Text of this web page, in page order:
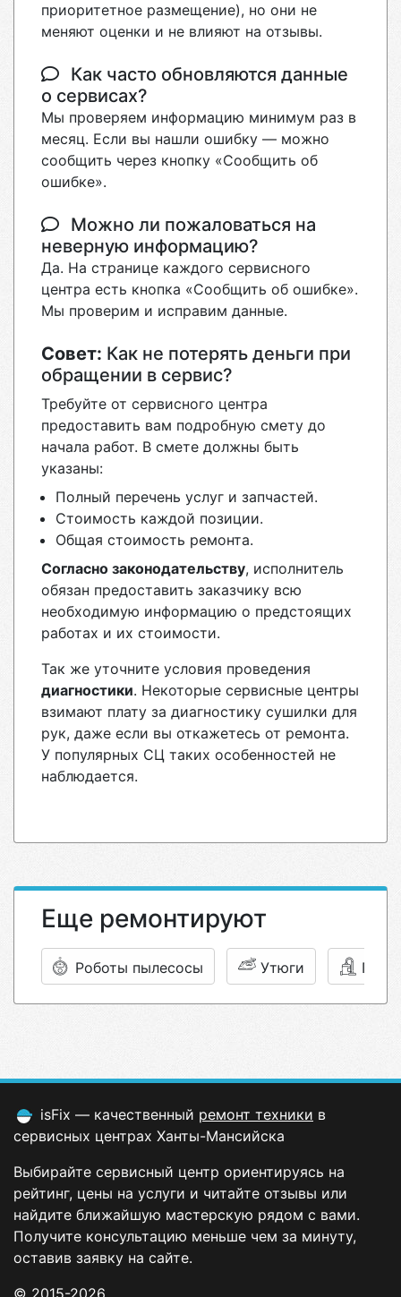
приоритетное размещение), но они не
меняют оценки и не влияют на отзывы.
Как часто обновляются данные
о сервисах?
Мы проверяем информацию минимум раз в
месяц. Если вы нашли ошибку — можно
сообщить через кнопку «Сообщить об
ошибке».
Можно ли пожаловаться на
неверную информацию?
Да. На странице каждого сервисного
центра есть кнопка «Сообщить об ошибке».
Мы проверим и исправим данные.
Совет: Как не потерять деньги при
обращении в сервис?
Требуйте от сервисного центра
предоставить вам подробную смету до
начала работ. В смете должны быть
указаны:
Полный перечень услуг и запчастей.
Стоимость каждой позиции.
Общая стоимость ремонта.
Согласно законодательству, исполнитель
обязан предоставить заказчику всю
необходимую информацию о предстоящих
работах и их стоимости.
Так же уточните условия проведения
диагностики. Некоторые сервисные центры
взимают плату за диагностику сушилки для
рук, даже если вы откажетесь от ремонта.
У популярных СЦ таких особенностей не
наблюдается.
Еще ремонтируют
Роботы пылесосы Утюги
isFix — качественный ремонт техники в
сервисных центрах Ханты-Мансийска
Выбирайте сервисный центр ориентируясь на
рейтинг, цены на услуги и читайте отзывы или
найдите ближайшую мастерскую рядом с вами.
Получите консультацию меньше чем за минуту,
оставив заявку на сайте.
© 2015-2026